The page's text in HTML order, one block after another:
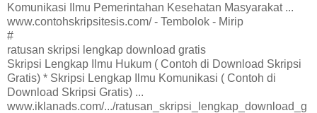
Komunikasi Ilmu Pemerintahan Kesehatan Masyarakat ...
www.contohskripsitesis.com/ - Tembolok - Mirip
#
ratusan skripsi lengkap download gratis
Skripsi Lengkap Ilmu Hukum ( Contoh di Download Skripsi
Gratis) * Skripsi Lengkap Ilmu Komunikasi ( Contoh di
Download Skripsi Gratis) ...
www.iklanads.com/.../ratusan_skripsi_lengkap_download_g